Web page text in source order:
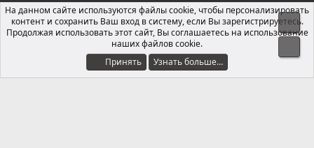
Russian (RU)
Обратная связь
Условия и правила
Политика конфиденциальности
Помощь
Локализация от xenForo.Info®
На данном сайте используются файлы cookie, чтобы персонализировать
контент и сохранить Ваш вход в систему, если Вы зарегистрируетесь.
Продолжая использовать этот сайт, Вы соглашаетесь на использование
наших файлов cookie.
Принять
Узнать больше…